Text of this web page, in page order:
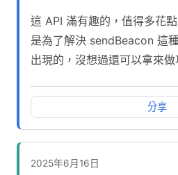
這 API 滿有趣的，值得多花
是為了解決 sendBeacon 這
出現的，沒想過還可以拿來做
分享
2025年6月16日